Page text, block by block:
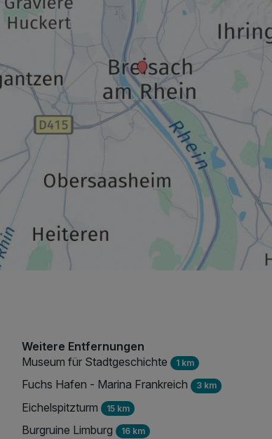
p.P. ab 129,00 €
Weitere Entfernungen
Museum für Stadtgeschichte
1 km
Fuchs Hafen - Marina Frankreich 3 km
Eichelspitzturm 15 km
Burgruine Limburg 16 km